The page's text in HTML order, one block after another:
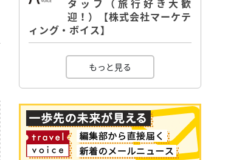
タッフ（旅行好き大歓
迎！）【株式会社マーケテ
ィング・ボイス】
もっと見る